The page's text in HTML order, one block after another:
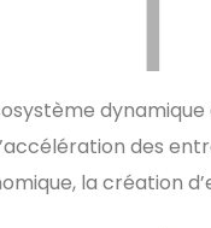
des
la création